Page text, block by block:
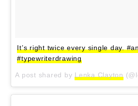
It’s right twice every single day.
#typewriterdrawing
A post shared by Lenka Clayton